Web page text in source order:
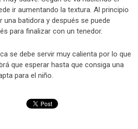
ir aumentando la textura. Al principio
una batidora y después se puede
para finalizar con un tenedor.
se debe servir muy calienta por lo que
que esperar hasta que consiga una
para el niño.